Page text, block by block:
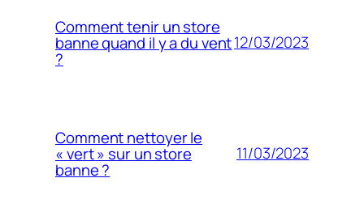
Comment tenir un store
banne quand il y a du vent
?
12/03/2023
Comment nettoyer le
« vert » sur un store
banne ?
11/03/2023